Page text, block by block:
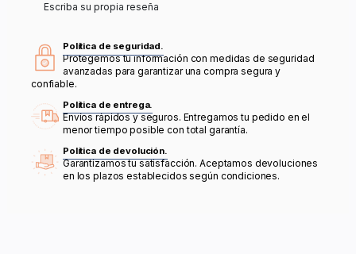
Escriba su propia reseña
Política de seguridad.
Protegemos tu información con medidas de seguridad
avanzadas para garantizar una compra segura y
confiable.
Política de entrega.
Envíos rápidos y seguros. Entregamos tu pedido en el
menor tiempo posible con total garantía.
Política de devolución.
Garantizamos tu satisfacción. Aceptamos devoluciones
en los plazos establecidos según condiciones.